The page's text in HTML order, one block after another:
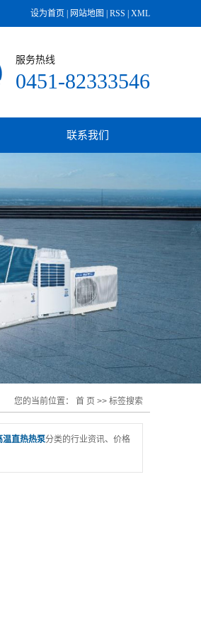
设为首页 网站地图 RSS XML
服务热线
0451-82333546
联系我们
您的当前位置： 首 页 >> 标签搜索
温直热热泵分类的行业资讯、价格